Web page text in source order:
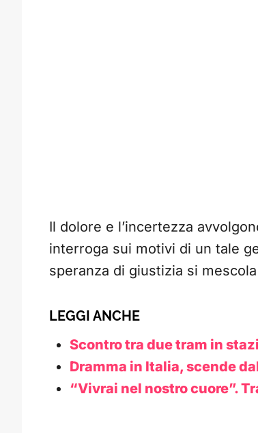
Il dolore e l’incertezza
interroga sui motivi di un tale
speranza di giustizia si
LEGGI ANCHE
Scontro tra due tram in
Dramma in Italia, scende
“Vivrai nel nostro cuore”.